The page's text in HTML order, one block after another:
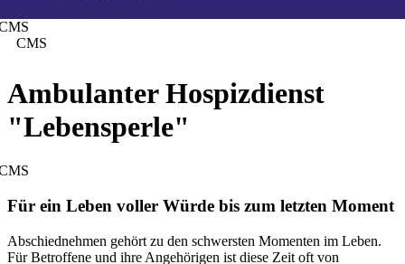
CMS
Ambulanter Hospizdienst
"Lebensperle"
Für ein Leben voller Würde bis zum letzten Moment
Abschiednehmen gehört zu den schwersten Momenten im Leben.
Für Betroffene und ihre Angehörigen ist diese Zeit oft von